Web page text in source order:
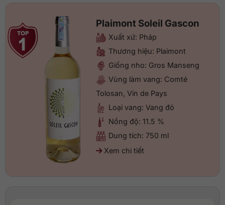
Plaimont Soleil Gascon
Xuất xứ: Pháp
Thương hiệu: Plaimont
Giống nho: Gros Manseng
Vùng làm vang: Comté
Tolosan, Vin de Pays
Loại vang: Vang đỏ
Nồng độ: 11.5 %
Dung tích: 750 ml
Xem chi tiết